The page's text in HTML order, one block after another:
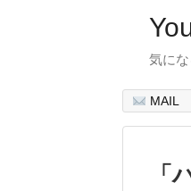
気に
MAIL
「